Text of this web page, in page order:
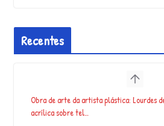
Recentes
Obra de arte da artista plástica: Lourdes de